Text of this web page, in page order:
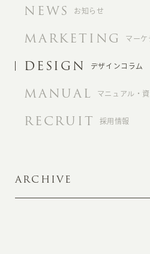
NEWS お知らせ
MARKETING マーケ
DESIGN デザインコラム
MANUAL マニュアル・
RECRUIT 採用情報
ARCHIVE